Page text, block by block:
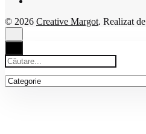
© 2026 Creative Margot. Realizat de
Căutare
pentru